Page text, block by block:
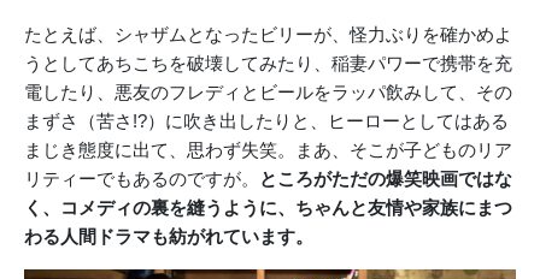
たとえば、シャザムとなったビリーが、怪力ぶりを確かめよ
うとしてあちこちを破壊してみたり、稲妻パワーで携帯を充
電したり、悪友のフレディとビールをラッパ飲みして、その
まずさ（苦さ!?）に吹き出したりと、ヒーローとしてはある
まじき態度に出て、思わず失笑。まあ、そこが子どものリア
リティーでもあるのですが。
ところがただの爆笑映画ではな
く、コメディの裏を縫うように、ちゃんと友情や家族にまつ
わる人間ドラマも紡がれています。